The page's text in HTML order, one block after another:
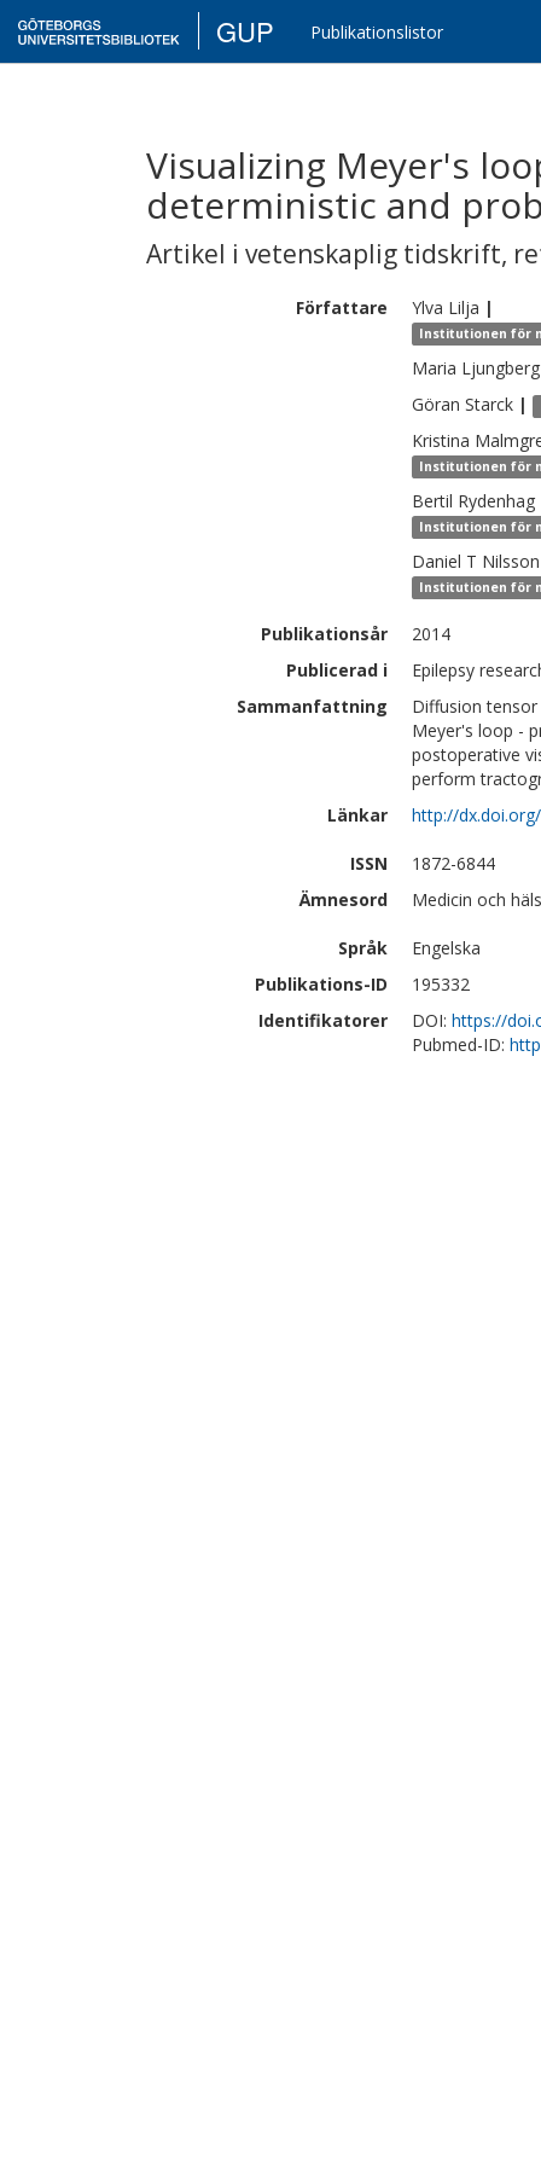
GUP Publikationslistor
Visualizing Meyer's
deterministic and
Artikel i vetenskaplig tidskrift,
Författare Ylva Lilja |
Institutionen för
Maria Ljungberg
Göran Starck |
Kristina
Institutionen för
Bertil Rydenhag
Institutionen för
Daniel T Nilsson
Institutionen för
Publikationsår
2014
Publicerad i
Epilepsy
Sammanfattning
Diffusion
Meyer's loop -
postoperative
perform
Länkar
http://
ISSN
1872-6844
Ämnesord
Medicin och
Språk
Engelska
Publikations-ID
195332
Identifikatorer
DOI: https://
Pubmed-ID: